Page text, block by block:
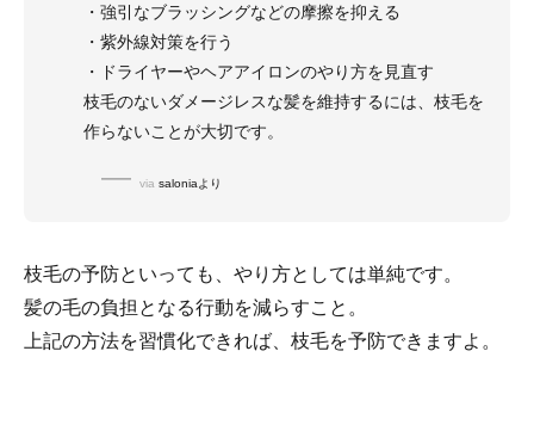
・強引なブラッシングなどの摩擦を抑える
・紫外線対策を行う
・ドライヤーやヘアアイロンのやり方を見直す
枝毛のないダメージレスな髪を維持するには、枝毛を
作らないことが大切です。
via saloniaより
枝毛の予防といっても、やり方としては単純です。
髪の毛の負担となる行動を減らすこと。
上記の方法を習慣化できれば、枝毛を予防できますよ。